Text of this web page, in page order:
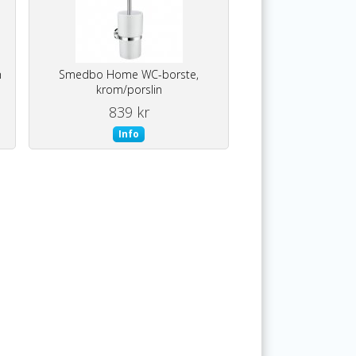
Smedbo Home WC-borste,
krom/porslin
839 kr
Info